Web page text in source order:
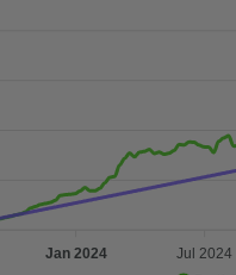
Jan 2024 Jul 2024